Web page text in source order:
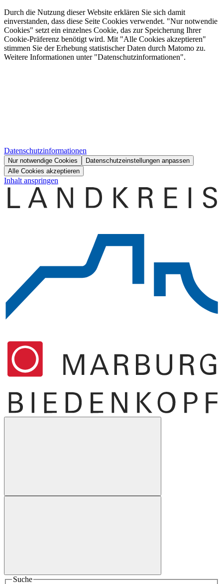
Durch die Nutzung dieser Website erklären Sie sich damit
einverstanden, dass diese Seite Cookies verwendet. "Nur notwendie
Cookies" setzt ein einzelnes Cookie, das zur Speicherung Ihrer
Cookie-Präferenz benötigt wird. Mit "Alle Cookies akzeptieren"
stimmen Sie der Erhebung statistischer Daten durch Matomo zu.
Weitere Informationen unter "Datenschutzinformationen".
Datenschutzinformationen
Nur notwendige Cookies
Datenschutzeinstellungen anpassen
Alle Cookies akzeptieren
Inhalt anspringen
Suche